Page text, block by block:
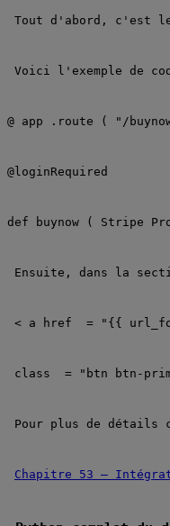
Tout d'abord, c'est
Voici l'exemple de
@ app .route ( "/
@loginRequired
def buynow ( Stripe
Ensuite, dans la
< a href = "{{
class = "btn btn-
Pour plus de détails
Chapitre 53 –